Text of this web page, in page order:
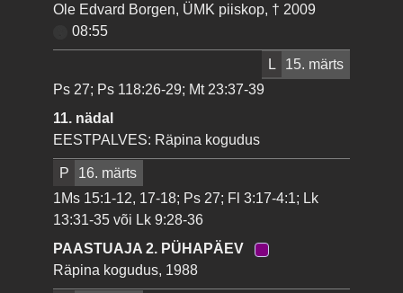
Ole Edvard Borgen, ÜMK piiskop, † 2009
08:55
L
15. märts
Ps 27; Ps 118:26-29; Mt 23:37-39
11. nädal
EESTPALVES: Räpina kogudus
P
16. märts
1Ms 15:1-12, 17-18; Ps 27; Fl 3:17-4:1; Lk
13:31-35 või Lk 9:28-36
PAASTUAJA 2. PÜHAPÄEV
Räpina kogudus, 1988